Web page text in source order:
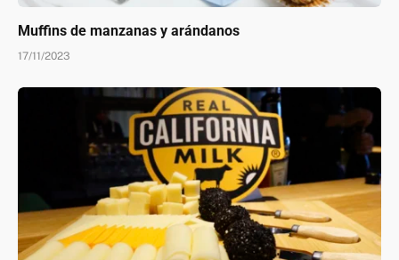
Muffins de manzanas y arándanos
17/11/2023